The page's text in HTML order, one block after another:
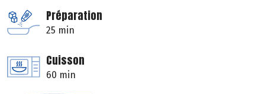
Préparation
25 min
Cuisson
60 min